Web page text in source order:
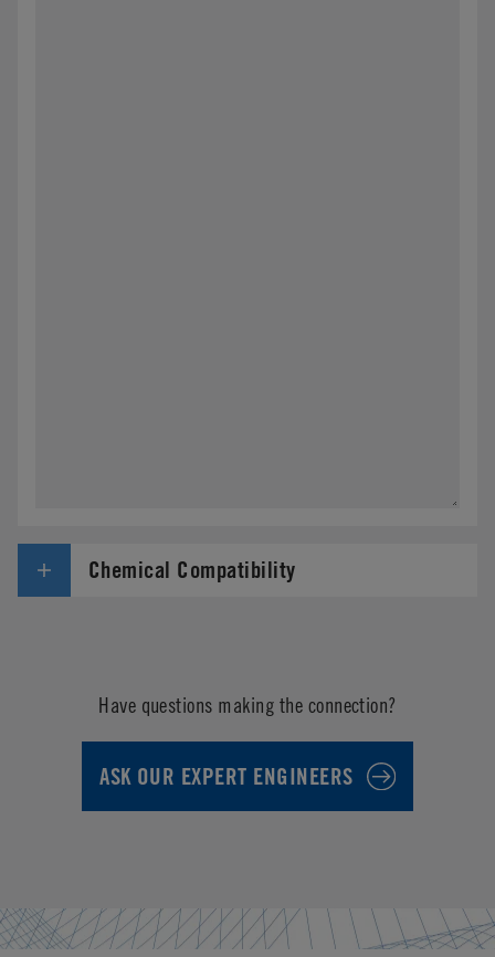
Chemical Compatibility
Have questions making the connection?
ASK OUR EXPERT ENGINEERS